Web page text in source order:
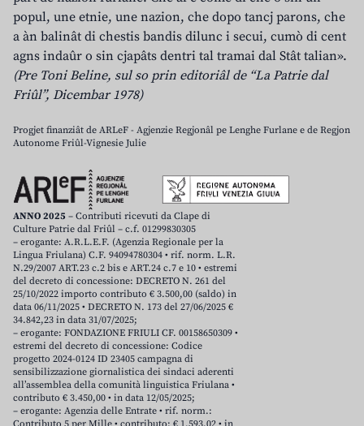
popul, une etnie, une nazion, che dopo tancj parons, che
a àn balinât di chestis bandis dilunc i secui, cumò di cent
agns indaûr o sin cjapâts dentri tal tramai dal Stât talian».
(Pre Toni Beline, sul so prin editoriâl de “La Patrie dal
Friûl”, Dicembar 1978)
Progjet finanziât de ARLeF - Agjenzie Regjonâl pe Lenghe Furlane e de Regjon
Autonome Friûl-Vignesie Julie
ANNO 2025 – Contributi ricevuti da Clape di
Culture Patrie dal Friûl – c.f. 01299830305
– erogante: A.R.L.E.F. (Agenzia Regionale per la
Lingua Friulana) C.F. 94094780304 • rif. norm. L.R.
N.29/2007 ART.23 c.2 bis e ART.24 c.7 e 10 • estremi
del decreto di concessione: DECRETO N. 261 del
25/10/2022 importo contributo € 3.500,00 (saldo) in
data 06/11/2025 • DECRETO N. 173 del 27/06/2025 €
34.842,23 in data 31/07/2025;
– erogante: FONDAZIONE FRIULI CF. 00158650309 •
estremi del decreto di concessione: Codice
progetto 2024-0124 ID 23405 campagna di
sensibilizzazione giornalistica dei sindaci aderenti
all’assemblea della comunità linguistica Friulana •
contributo € 3.450,00 • in data 12/05/2025;
– erogante: Agenzia delle Entrate • rif. norm.: